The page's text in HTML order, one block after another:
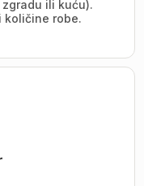
ili kuću).
količine robe.